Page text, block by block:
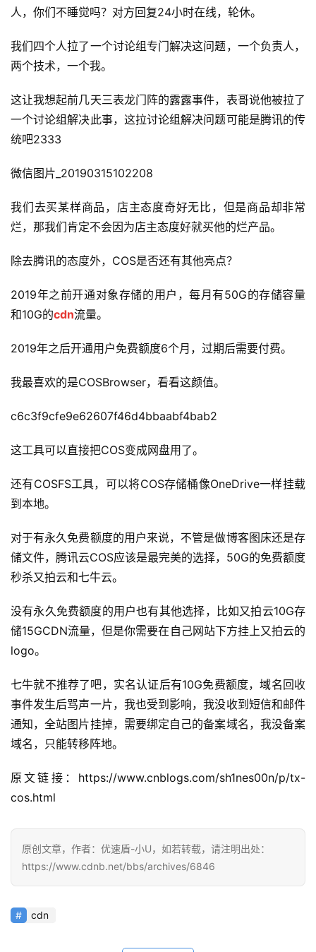
公
告
问
社
人，你们不睡觉吗？对方回复24小时在线，轮休。
我们四个人拉了一个讨论组专门解决这问题，一个负责人，
两个技术，一个我。
这让我想起前几天三表龙门阵的露露事件，表哥说他被拉了
一个讨论组解决此事，这拉讨论组解决问题可能是腾讯的传
统吧2333
微信图片_20190315102208
我们去买某样商品，店主态度奇好无比，但是商品却非常
烂，那我们肯定不会因为店主态度好就买他的烂产品。
除去腾讯的态度外，COS是否还有其他亮点？
2019年之前开通对象存储的用户，每月有50G的存储容量
和10G的cdn流量。
2019年之后开通用户免费额度6个月，过期后需要付费。
我最喜欢的是COSBrowser，看看这颜值。
c6c3f9cfe9e62607f46d4bbaabf4bab2
这工具可以直接把COS变成网盘用了。
还有COSFS工具，可以将COS存储桶像OneDrive一样挂载
到本地。
对于有永久免费额度的用户来说，不管是做博客图床还是存
储文件，腾讯云COS应该是最完美的选择，50G的免费额度
秒杀又拍云和七牛云。
没有永久免费额度的用户也有其他选择，比如又拍云10G存
储15GCDN流量，但是你需要在自己网站下方挂上又拍云的
logo。
七牛就不推荐了吧，实名认证后有10G免费额度，域名回收
事件发生后骂声一片，我也受到影响，我没收到短信和邮件
通知，全站图片挂掉，需要绑定自己的备案域名，我没备案
域名，只能转移阵地。
原文链接：https://www.cnblogs.com/sh1nes00n/p/tx-
cos.html
原创文章，作者：优速盾-小U，如若转载，请注明出处：
https://www.cdnb.net/bbs/archives/6846
cdn